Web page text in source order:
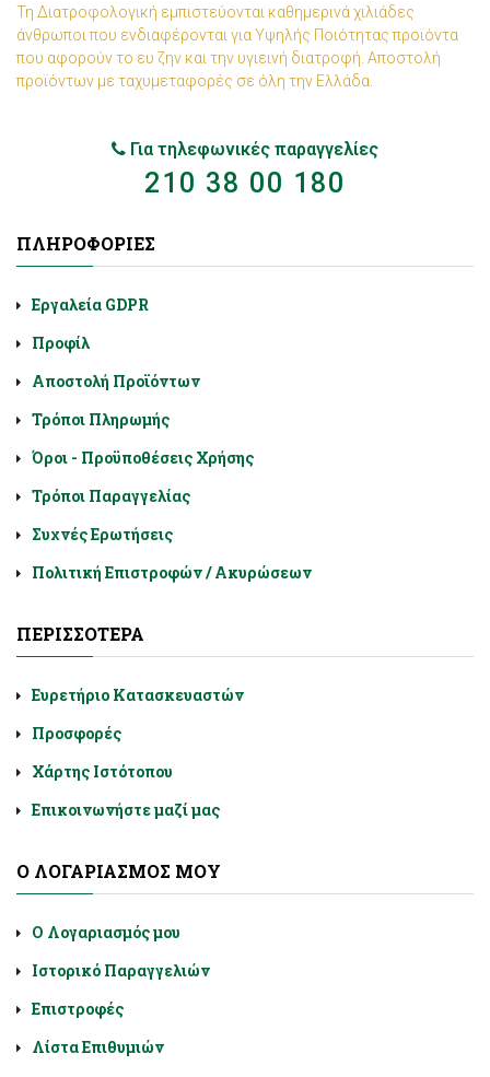
Τη Διατροφολογική εμπιστεύονται καθημερινά χιλιάδες
άνθρωποι που ενδιαφέρονται για Υψηλής Ποιότητας προϊόντα
που αφορούν το ευ ζην και την υγιεινή διατροφή. Αποστολή
προϊόντων με ταχυμεταφορές σε όλη την Ελλάδα.
Για τηλεφωνικές παραγγελίες
210 38 00 180
ΠΛΗΡΟΦΟΡΊΕΣ
Εργαλεία GDPR
Προφίλ
Αποστολή Προϊόντων
Τρόποι Πληρωμής
Όροι - Προϋποθέσεις Χρήσης
Τρόποι Παραγγελίας
Συχνές Ερωτήσεις
Πολιτική Επιστροφών / Ακυρώσεων
ΠΕΡΙΣΣΌΤΕΡΑ
Ευρετήριο Κατασκευαστών
Προσφορές
Χάρτης Ιστότοπου
Επικοινωνήστε μαζί μας
Ο ΛΟΓΑΡΙΑΣΜΌΣ ΜΟΥ
Ο Λογαριασμός μου
Ιστορικό Παραγγελιών
Επιστροφές
Λίστα Επιθυμιών